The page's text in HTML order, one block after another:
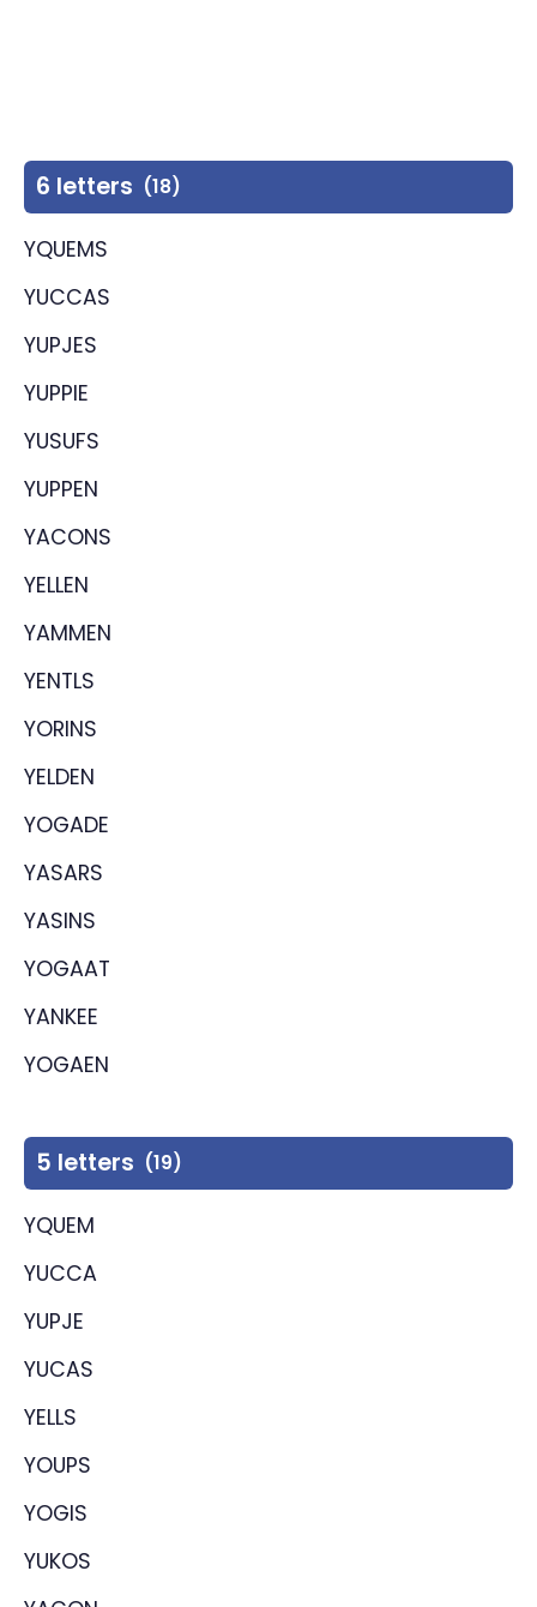
6 letters (18)
YQUEMS
YUCCAS
YUPJES
YUPPIE
YUSUFS
YUPPEN
YACONS
YELLEN
YAMMEN
YENTLS
YORINS
YELDEN
YOGADE
YASARS
YASINS
YOGAAT
YANKEE
YOGAEN
5 letters (19)
YQUEM
YUCCA
YUPJE
YUCAS
YELLS
YOUPS
YOGIS
YUKOS